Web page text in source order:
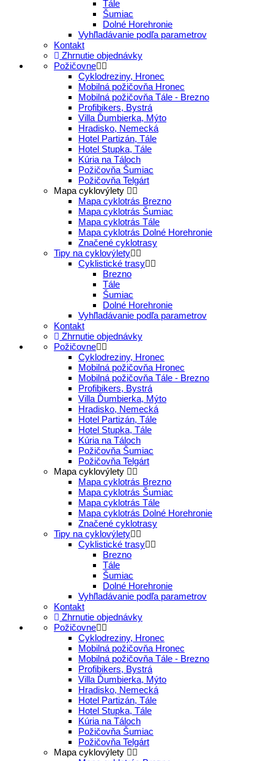
Tále
Šumiac
Dolné Horehronie
Vyhľladávanie podľa parametrov
Kontakt
Zhrnutie objednávky
Požičovne
Cyklodreziny, Hronec
Mobilná požičovňa Hronec
Mobilná požičovňa Tále - Brezno
Profibikers, Bystrá
Villa Ďumbierka, Mýto
Hradisko, Nemecká
Hotel Partizán, Tále
Hotel Stupka, Tále
Kúria na Táloch
Požičovňa Šumiac
Požičovňa Telgárt
Mapa cyklovýlety
Mapa cyklotrás Brezno
Mapa cyklotrás Šumiac
Mapa cyklotrás Tále
Mapa cyklotrás Dolné Horehronie
Značené cyklotrasy
Tipy na cyklovýlety
Cyklistické trasy
Brezno
Tále
Šumiac
Dolné Horehronie
Vyhľladávanie podľa parametrov
Kontakt
Zhrnutie objednávky
Požičovne
Cyklodreziny, Hronec
Mobilná požičovňa Hronec
Mobilná požičovňa Tále - Brezno
Profibikers, Bystrá
Villa Ďumbierka, Mýto
Hradisko, Nemecká
Hotel Partizán, Tále
Hotel Stupka, Tále
Kúria na Táloch
Požičovňa Šumiac
Požičovňa Telgárt
Mapa cyklovýlety
Mapa cyklotrás Brezno
Mapa cyklotrás Šumiac
Mapa cyklotrás Tále
Mapa cyklotrás Dolné Horehronie
Značené cyklotrasy
Tipy na cyklovýlety
Cyklistické trasy
Brezno
Tále
Šumiac
Dolné Horehronie
Vyhľladávanie podľa parametrov
Kontakt
Zhrnutie objednávky
Požičovne
Cyklodreziny, Hronec
Mobilná požičovňa Hronec
Mobilná požičovňa Tále - Brezno
Profibikers, Bystrá
Villa Ďumbierka, Mýto
Hradisko, Nemecká
Hotel Partizán, Tále
Hotel Stupka, Tále
Kúria na Táloch
Požičovňa Šumiac
Požičovňa Telgárt
Mapa cyklovýlety